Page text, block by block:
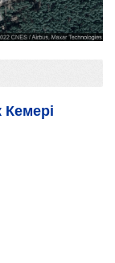
Кемері